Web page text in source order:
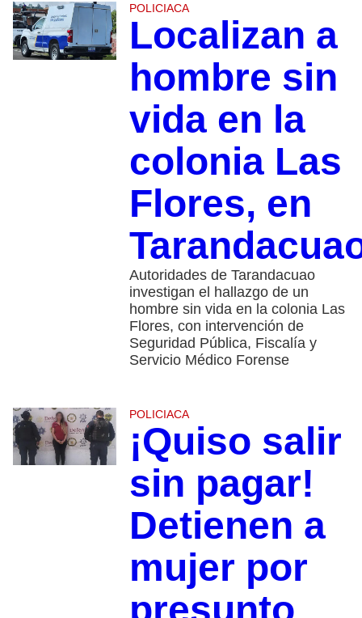
POLICIACA
Localizan a
hombre sin
vida en la
colonia Las
Flores, en
Autoridades de Tarandacuao
investigan el hallazgo de un
hombre sin vida en la colonia Las
Flores, con intervención de
Seguridad Pública, Fiscalía y
Servicio Médico Forense
POLICIACA
¡Quiso salir
sin pagar!
Detienen a
mujer por
presunto